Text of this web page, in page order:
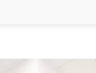
які підходять для